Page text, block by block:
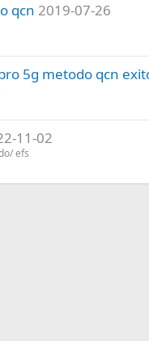
qcn 2019-07-26
5g metodo qcn
11-02
efs